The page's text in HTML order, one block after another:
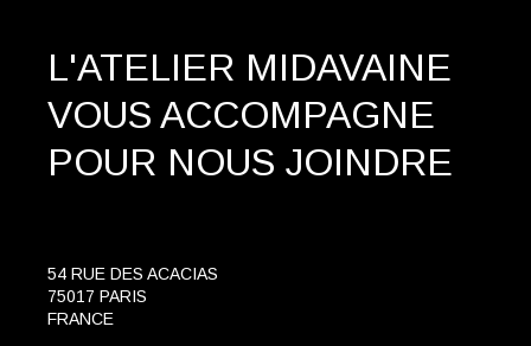
L'ATELIER MIDAVAINE
VOUS ACCOMPAGNE
POUR NOUS JOINDRE
54 RUE DES ACACIAS
75017 PARIS
FRANCE